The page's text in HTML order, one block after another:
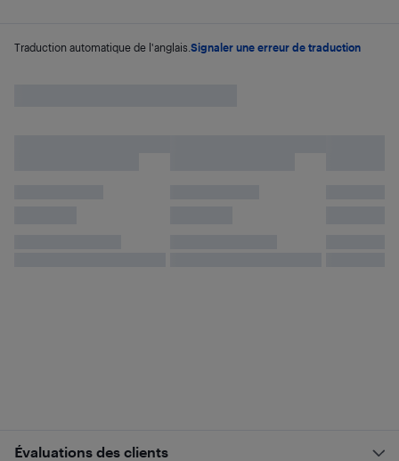
Traduction automatique de l'anglais. Signaler une erreur de traduction
Évaluations des clients